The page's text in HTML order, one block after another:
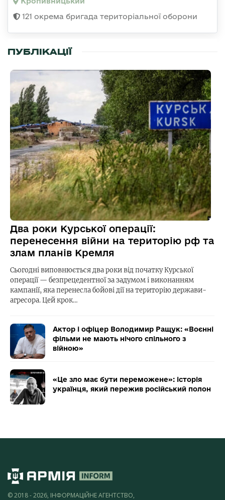
121 окрема бригада територіальної оборони
ПУБЛІКАЦІЇ
Два роки Курської операції:
перенесення війни на територію рф та
злам планів Кремля
Сьогодні виповнюється два роки від початку Курської
операції — безпрецедентної за задумом і виконанням
кампанії, яка перенесла бойові дії на територію держави-
агресора. Цей крок…
Актор і офіцер Володимир Ращук: «Воєнні
фільми не мають нічого спільного з
війною»
«Це зло має бути переможене»: історія
українця, який пережив російський полон
© 2018 - 2026, ІНФОРМАЦІЙНЕ АГЕНТСТВО,